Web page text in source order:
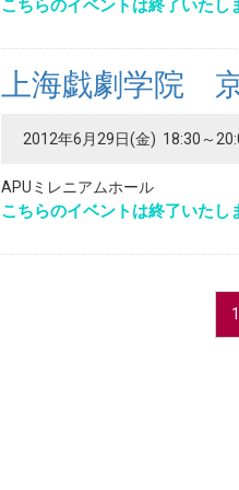
こちらのイベントは終了いたし
上海戯劇学院
2012年6月29日(金) 18:30～
APUミレニアムホール
こちらのイベントは終了いたし
1